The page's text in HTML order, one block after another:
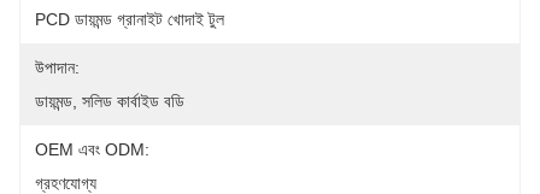
PCD ডায়মন্ড গ্রানাইট খোদাই টুল
উপাদান:
ডায়মন্ড, সলিড কার্বাইড বডি
OEM এবং ODM:
গ্রহণযোগ্য